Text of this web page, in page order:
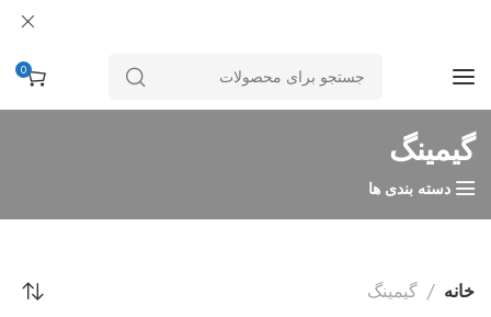
0
گیمینگ
دسته بندی ها
خانه گیمینگ